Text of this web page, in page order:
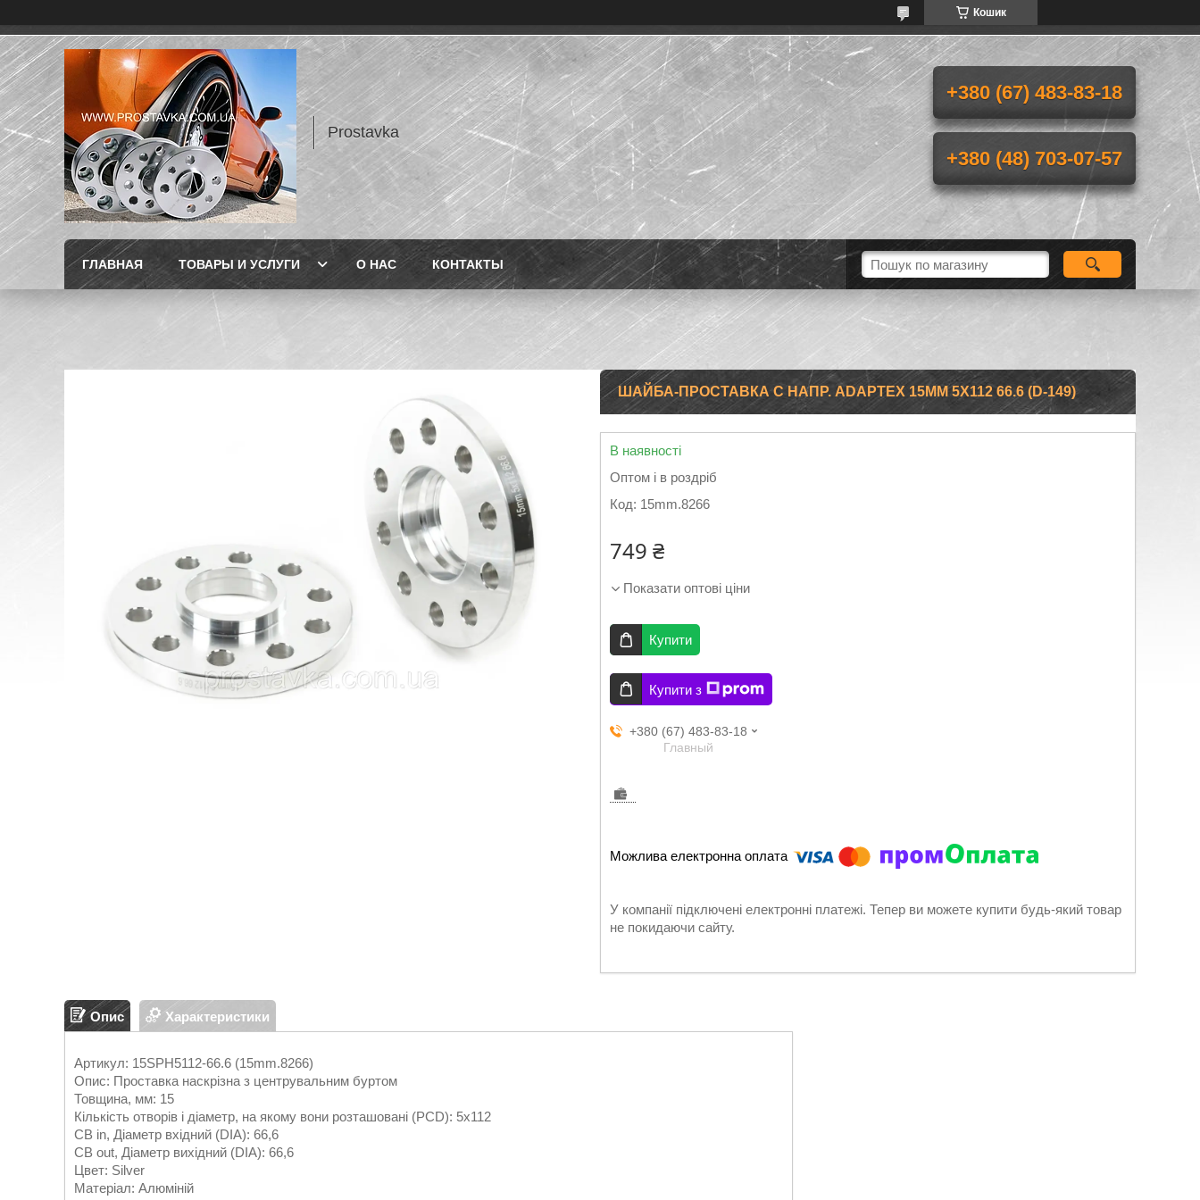
Кошик
Prostavka
+380 (67) 483-83-18
+380 (48) 703-07-57
ГЛАВНАЯ ТОВАРЫ И УСЛУГИ О НАС КОНТАКТЫ
ШАЙБА-ПРОСТАВКА С НАПР. ADAPTEX 15MM 5Х112 66.6 (D-149)
В наявності
Оптом і в роздріб
Код: 15mm.8266
749 ₴
Показати оптові ціни
Купити
Купити з
+380 (67) 483-83-18
Главный
У компанії підключені електронні платежі. Тепер ви можете купити будь-який товар
не покидаючи сайту.
Опис Характеристики
Артикул: 15SPH5112-66.6 (15mm.8266)
Опис: Проставка наскрізна з центрувальним буртом
Товщина, мм: 15
Кількість отворів і діаметр, на якому вони розташовані (PCD): 5х112
CB in, Діаметр вхідний (DIA): 66,6
CB out, Діаметр вихідний (DIA): 66,6
Цвет: Silver
Матеріал: Алюміній